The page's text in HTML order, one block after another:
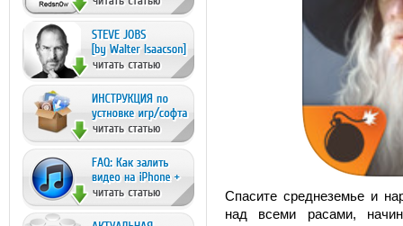
Спасите среднеземье и
над всеми расами,